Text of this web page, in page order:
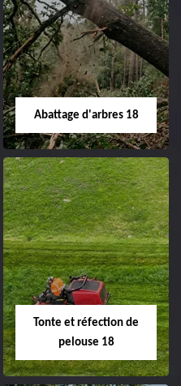
Pose et
changement
grillage et clôture
18
Spécialiste en pose et
changement grillage et
clôture 18 Cher tel:
02.52.56.49.40
Abattage d'arbres 18
Abattage d'arbres
18
Entreprise abattage
Tonte et réfection de
pelouse 18